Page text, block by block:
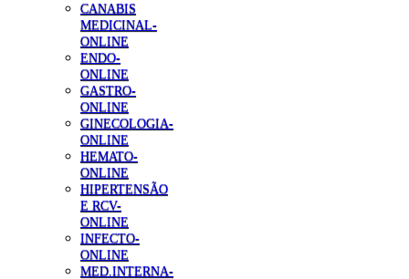
CANABIS
MEDICINAL-
ONLINE
ENDO-
ONLINE
GASTRO-
ONLINE
GINECOLOGIA-
ONLINE
HEMATO-
ONLINE
HIPERTENSÃO
E RCV-
ONLINE
INFECTO-
ONLINE
MED.INTERNA-